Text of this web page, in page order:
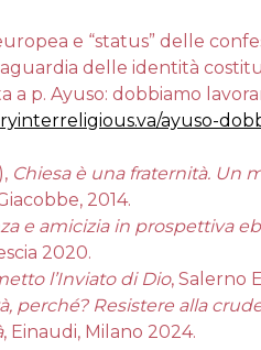
e “status” delle
delle identità
a p. Ayuso: dobbiamo
ayuso-
Chiesa è una fraternità. Un
2014.
e amicizia in prospettiva
2020.
l’Inviato di Dio, Salerno
perché? Resistere alla
, Einaudi, Milano 2024.